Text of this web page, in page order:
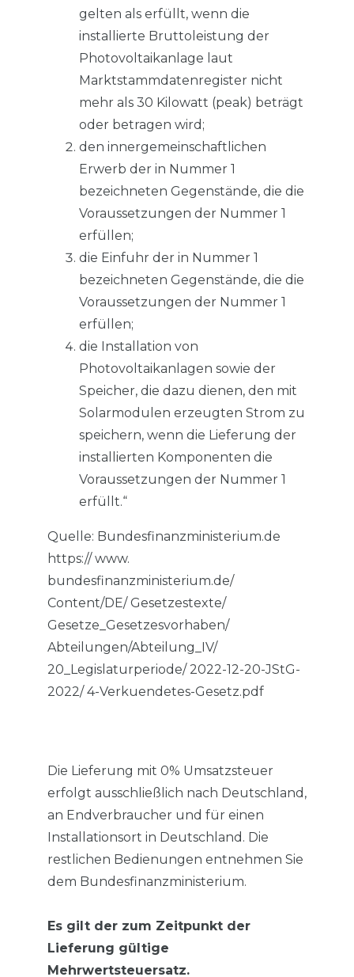
gelten als erfüllt, wenn die
installierte Bruttoleistung der
Photovoltaikanlage laut
Marktstammdatenregister nicht
mehr als 30 Kilowatt (peak) beträgt
oder betragen wird;
den innergemeinschaftlichen
Erwerb der in Nummer 1
bezeichneten Gegenstände, die die
Voraussetzungen der Nummer 1
erfüllen;
die Einfuhr der in Nummer 1
bezeichneten Gegenstände, die die
Voraussetzungen der Nummer 1
erfüllen;
die Installation von
Photovoltaikanlagen sowie der
Speicher, die dazu dienen, den mit
Solarmodulen erzeugten Strom zu
speichern, wenn die Lieferung der
installierten Komponenten die
Voraussetzungen der Nummer 1
erfüllt.“
Quelle: Bundesfinanzministerium.de
https:// www.
bundesfinanzministerium.de/
Content/DE/ Gesetzestexte/
Gesetze_Gesetzesvorhaben/
Abteilungen/Abteilung_IV/
20_Legislaturperiode/ 2022-12-20-JStG-
2022/ 4-Verkuendetes-Gesetz.pdf
Die Lieferung mit 0% Umsatzsteuer
erfolgt ausschließlich nach Deutschland,
an Endverbraucher und für einen
Installationsort in Deutschland. Die
restlichen Bedienungen entnehmen Sie
dem Bundesfinanzministerium.
Es gilt der zum Zeitpunkt der
Lieferung gültige
Mehrwertsteuersatz.